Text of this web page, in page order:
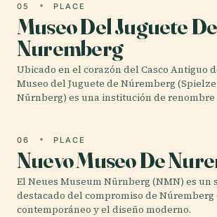
05 PLACE
Museo Del Juguete De
Nuremberg
Ubicado en el corazón del Casco Antiguo
Museo del Juguete de Núremberg
Nürnberg) es una institución de
06 PLACE
Nuevo Museo De
El Neues Museum Nürnberg (NMN) es un
destacado del compromiso de Núremberg
contemporáneo y el diseño moderno.